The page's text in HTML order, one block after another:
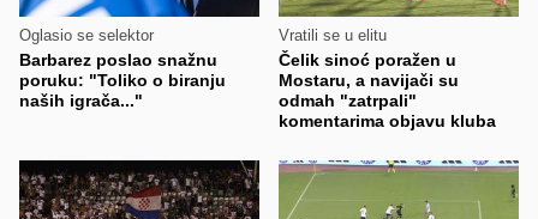
Oglasio se selektor
Barbarez poslao snažnu
poruku: "Toliko o biranju
naših igrača..."
Vratili se u elitu
Čelik sinoć poražen u
Mostaru, a navijači su
odmah "zatrpali"
komentarima objavu kluba